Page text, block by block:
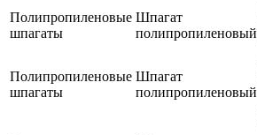
Полипропиленовые
шпагаты
Шпагат
полипропиленовый
Полипропиленовые
шпагаты
Шпагат
полипропиленовый